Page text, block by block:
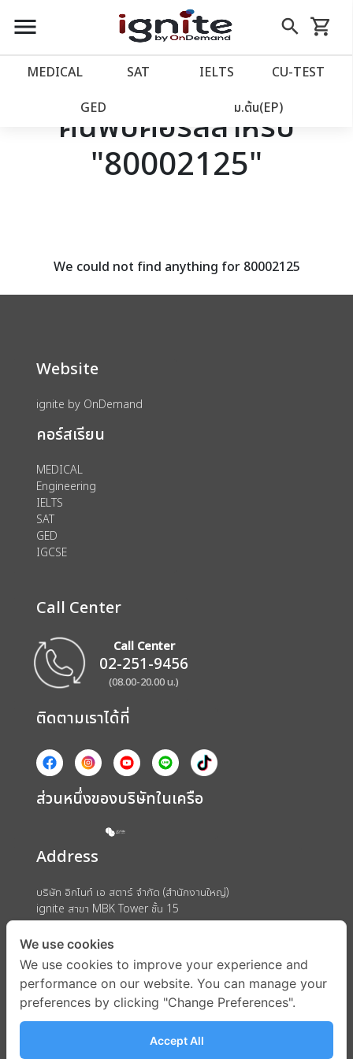
close
account_balance หน้าแรก
เว็บไซต์อิกไนท์
โปรโมชั่น
assignment ลงทะเบียน
menu search
Skip
to
shopping_cart
รถเข็น
MEDICAL SAT IELTS CU‑TEST
GED ม.ต้น(EP)
ค้นพบคอร์สสำหรับ
"80002125"
We could not find anything for 80002125
Website
ignite by OnDemand
คอร์สเรียน
MEDICAL
Engineering
IELTS
SAT
GED
IGCSE
Call Center
Call Center
02-251-9456
(08.00-20.00 น.)
ติดตามเราได้ที่
ส่วนหนึ่งของบริษัทในเครือ
Address
บริษัท อิกไนท์ เอ สตาร์ จำกัด (สำนักงานใหญ่)
ignite สาขา MBK Tower ชั้น 15
ถนนพญาไท แขวงวังใหม่ เขตปทุมวัน กรุงเทพมหานคร 10330
We use cookies
We use cookies to improve your experience and
performance on our website. You can manage your
preferences by clicking "Change Preferences".
Accept All